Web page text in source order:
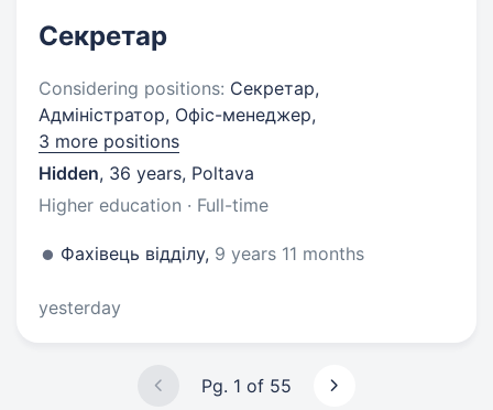
Секретар
Considering positions: Секретар,
Адміністратор, Офіс-менеджер,
3 more positions
Hidden, 36 years, Poltava
Higher education · Full-time
Фахівець відділу, 9 years 11 months
yesterday
Pg. 1 of 55